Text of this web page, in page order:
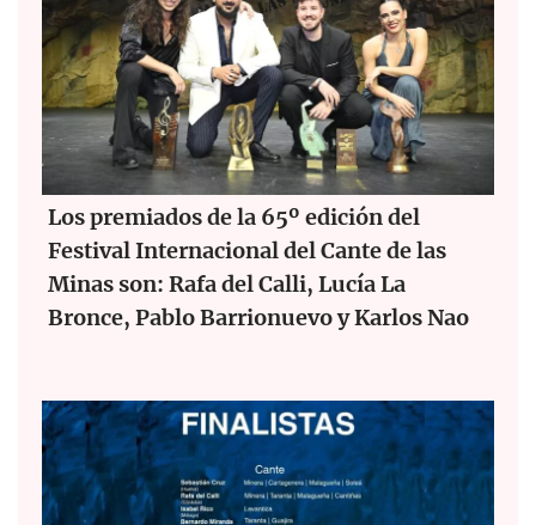
Los premiados de la 65º edición del
Festival Internacional del Cante de las
Minas son: Rafa del Calli, Lucía La
Bronce, Pablo Barrionuevo y Karlos Nao